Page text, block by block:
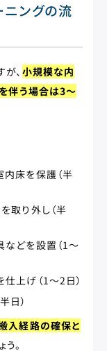
ニングの流
、 小規模な内
伴う場合は3〜
内床を保護（半
取り外し（半
などを設置（1〜
仕上げ（1〜2日）
日）
入経路の確保と
。